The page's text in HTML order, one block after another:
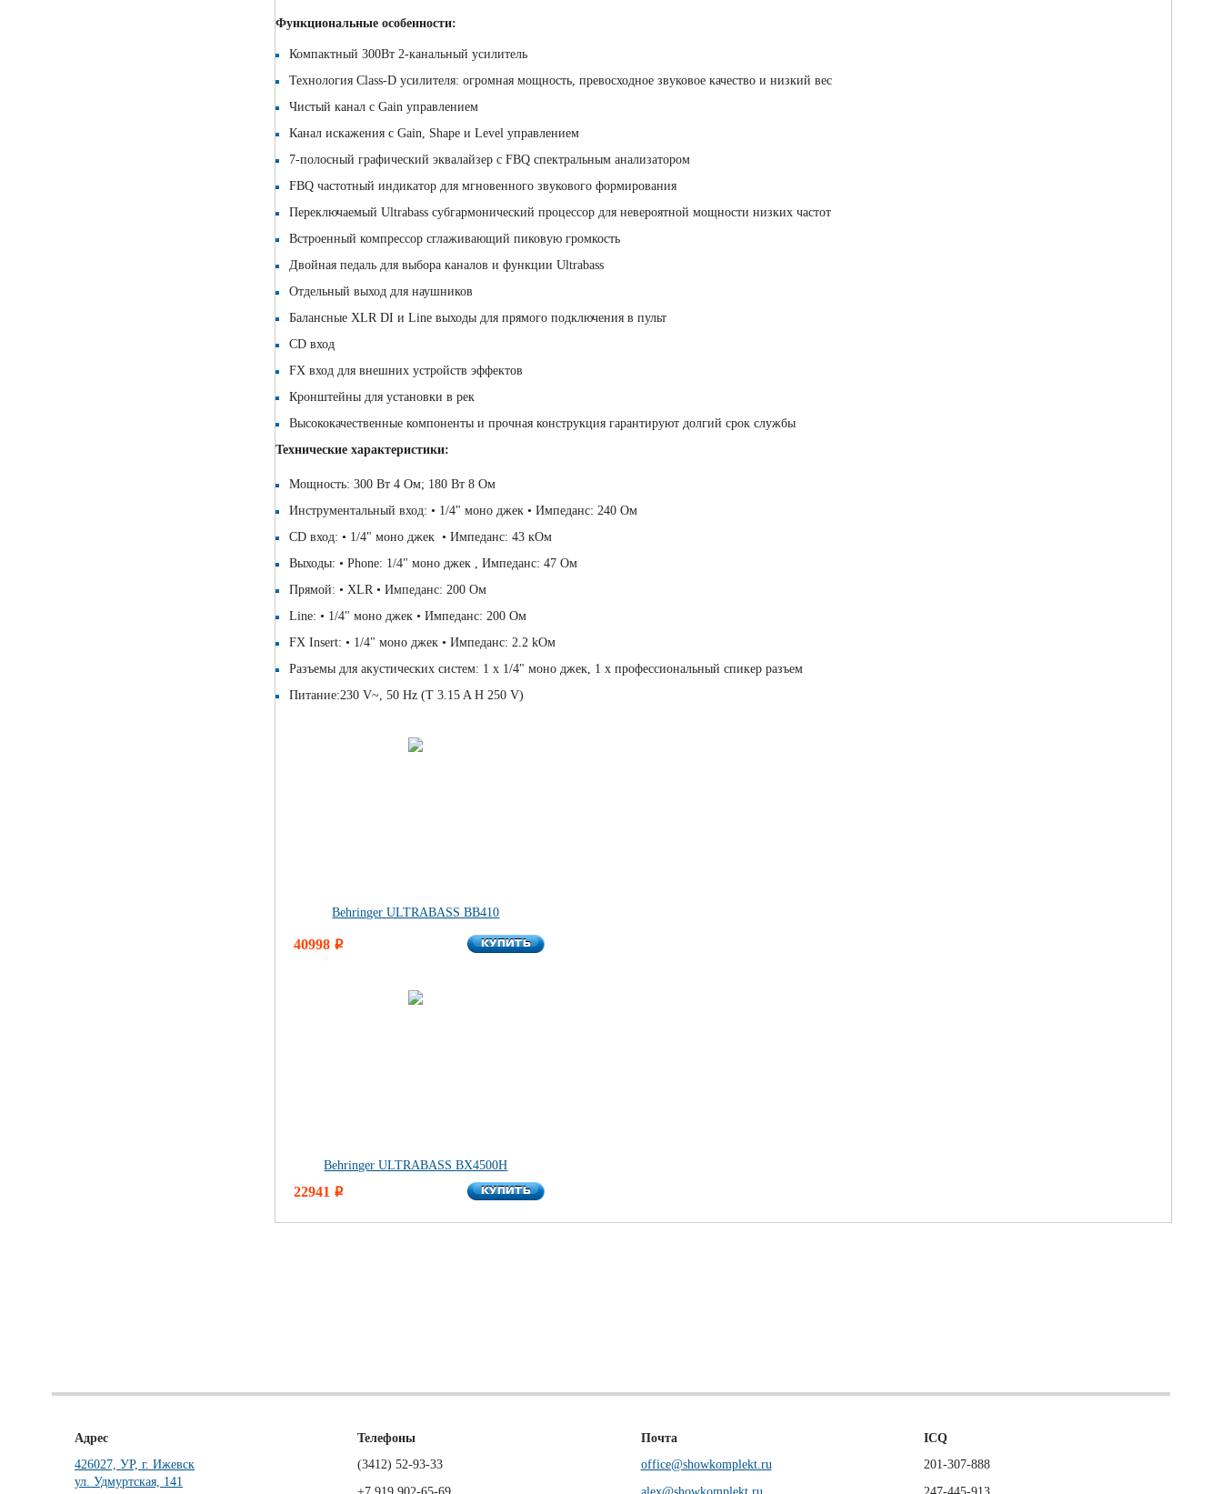
Функциональные особенности:
Компактный 300Вт 2-канальный усилитель
Технология Class-D усилителя: огромная мощность, превосходное звуковое качество и низкий вес
Чистый канал с Gain управлением
Канал искажения с Gain, Shape и Level управлением
7-полосный графический эквалайзер с FBQ спектральным анализатором
FBQ частотный индикатор для мгновенного звукового формирования
Переключаемый Ultrabass субгармонический процессор для невероятной мощности низких частот
Встроенный компрессор сглаживающий пиковую громкость
Двойная педаль для выбора каналов и функции Ultrabass
Отдельный выход для наушников
Балансные XLR DI и Line выходы для прямого подключения в пульт
CD вход
FX вход для внешних устройств эффектов
Кронштейны для установки в рек
Высококачественные компоненты и прочная конструкция гарантируют долгий срок службы
Технические характеристики:
Мощность: 300 Вт 4 Ом; 180 Вт 8 Ом
Инструментальный вход: • 1/4" моно джек • Импеданс: 240 Ом
CD вход: • 1/4" моно джек • Импеданс: 43 кОм
Выходы: • Phone: 1/4" моно джек , Импеданс: 47 Ом
Прямой: • XLR • Импеданс: 200 Ом
Line: • 1/4" моно джек • Импеданс: 200 Ом
FX Insert: • 1/4" моно джек • Импеданс: 2.2 kОм
Разъемы для акустических систем: 1 х 1/4" моно джек, 1 х профессиональный спикер разъем
Питание:230 V~, 50 Hz (T 3.15 A H 250 V)
Behringer ULTRABASS BB410
40998 i КУПИТЬ
КУПИТЬ
Behringer ULTRABASS BX4500H
22941 i КУПИТЬ
КУПИТЬ
Адрес
426027, УР, г. Ижевск
ул. Удмуртская, 141
Телефоны
(3412) 52-93-33
Почта
office@showkomplekt.ru
ICQ
201-307-888